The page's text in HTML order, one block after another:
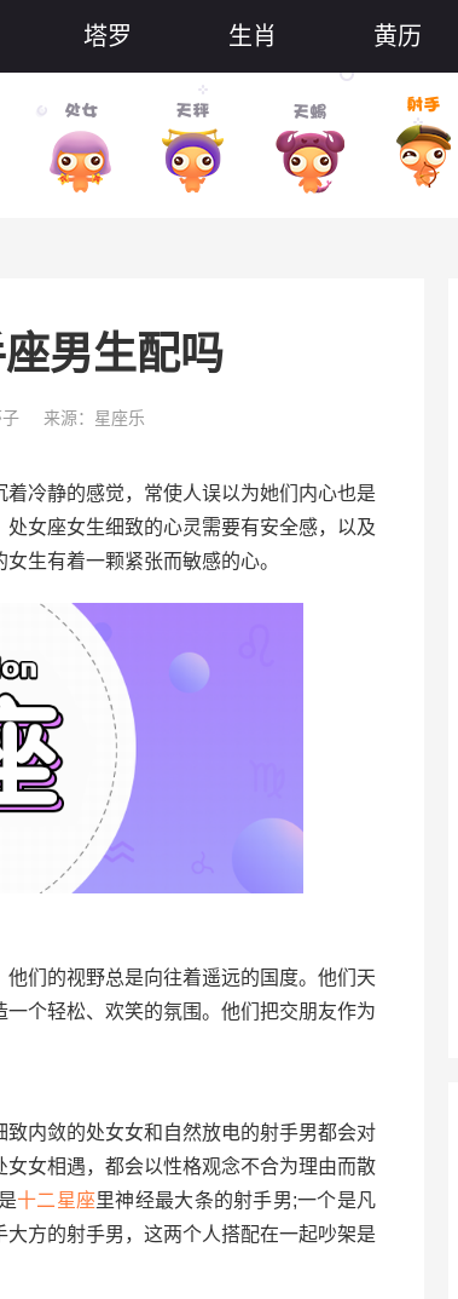
塔罗 生肖 黄历
男生配吗
来源：星座乐
着冷静的感觉，常使人误以为她们内心也是
女座女生细致的心灵需要有安全感，以及
生有着一颗紧张而敏感的心。
们的视野总是向往着遥远的国度。他们天
个轻松、欢笑的氛围。他们把交朋友作为
内敛的处女女和自然放电的射手男都会对
女相遇，都会以性格观念不合为理由而散
十二星座里神经最大条的射手男;一个是凡
方的射手男，这两个人搭配在一起吵架是